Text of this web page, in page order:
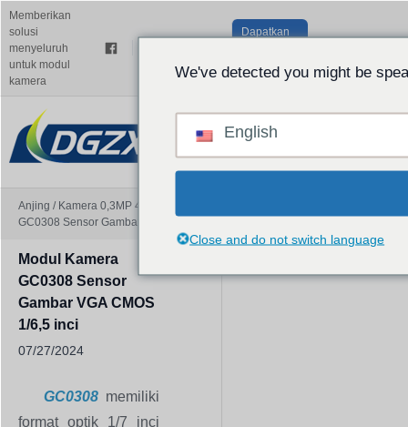
Memberikan
solusi
menyeluruh
untuk modul
kamera
Dapatkan
Anjing / Kamera 0,3MP 480P
GC0308 Sensor Gambar VGA CMOS 1/6,5 Inci
Modul Kamera
GC0308 Sensor
Gambar VGA CMOS
1/6,5 inci
07/27/2024
GC0308 memiliki
format optik 1/7 inci
We've detected you might be
English
Close and do not switch language